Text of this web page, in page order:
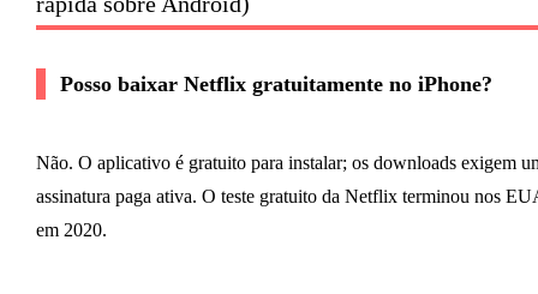
Posso baixar Netflix gratuitamente no iPhone?
Não. O aplicativo é gratuito para instalar; os downloads exigem
assinatura paga ativa. O teste gratuito da Netflix terminou nos
em 2020.